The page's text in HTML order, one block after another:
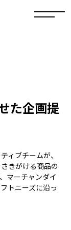
た企画提
ィブチームが、
きがける商品の
マーチャンダイ
トニーズに沿っ